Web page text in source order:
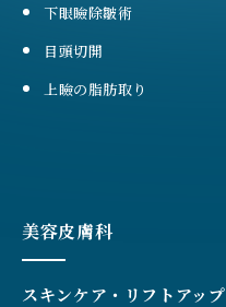
下眼瞼除皺術
目頭切開
上瞼の脂肪取り
美容皮膚科
スキンケア・リフトアップ